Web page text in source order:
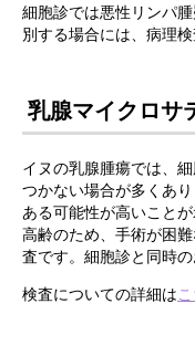
細胞診では悪性リンパ
別する場合には、病理
乳腺マイクロサ
イヌの乳腺腫瘍では、
つかない場合が多くあ
ある可能性が高いことが
高齢のため、手術が困
査です。細胞診と同時
検査についての詳細は